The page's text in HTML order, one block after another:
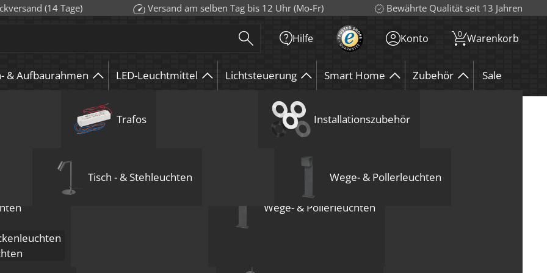
(14 Tage) Versand am selben Tag bis 12 Uhr (Mo-Fr) Bewährte Qualität seit 13 Jahren
Hilfe Konto 0 Warenkorb
Aufbauleuchten Deckenleuchten
Einbau-Deckenleuchten
Wandleuchten Bodenleuchten Bodeneinbauleuchten
Wege- & Pollerleuchten
& Aufbaurahmen
Pendelleuchten Wandleuchten
Tisch - & Stehleuchten Wege- & Pollerleuchten
LED-Leuchtmittel
GU10 GU5.3 / MR16
Lichtsteuerung
KNX Loxone
Smart Home
Aufbauleuchten LED-Leuchtmittel
Zubehör
Trafos Installationszubehör
Sale
unseren Support häufig erreicht haben.
richtige Lichtfarbe?
Geschmack zu tun. Dennoch können wir dir folgende Hinweise zu unseren Lichtfarben geben: